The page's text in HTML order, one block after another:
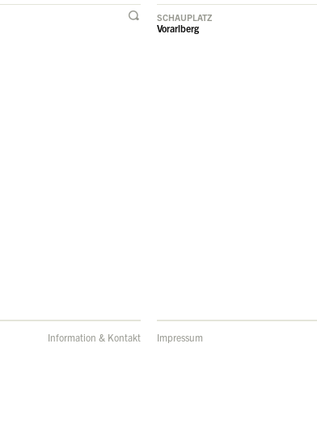
SCHAUPLATZ
Vorarlberg
Information & Kontakt Impressum